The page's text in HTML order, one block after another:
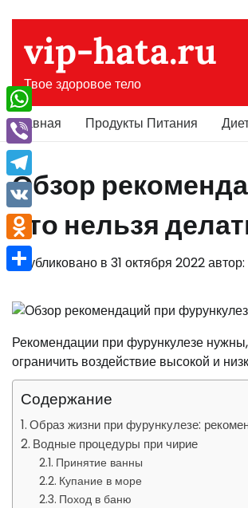
содержимому
vip-hata.ru
Твое здоровое тело
Главная Продукты Питания
Обзор
что нельзя
Опубликовано в 31 октября 2022автор:
Рекомендации при фурункулезе
ограничить воздействие высокой и
Содержание
Образ жизни при фурункулезе:
Водные процедуры при чирие
Принятие ванны
Купание в море
Поход в баню
WhatsApp
Viber
Telegram
VK
Odnoklassniki